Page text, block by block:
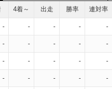
4着～ 出走 勝率 連対率
- - - - -
- - - - -
- - - - -
- - - - -